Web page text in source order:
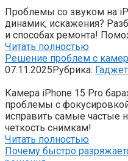
Проблемы со звуком на
динамик, искажения?
и способах ремонта!
Читать полностью
Решение проблем с
07.11.2025Рубрика:
Камера iPhone 15 Pro
проблемы с
исправить самые частые
четкость снимкам!
Читать полностью
Почему быстро